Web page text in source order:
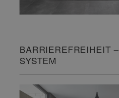
BARRIEREFREIHEIT
SYSTEM